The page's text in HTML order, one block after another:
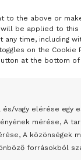
to the above or
be applied to this
any time, including
on the Cookie
at the bottom
vagy elérése egy
mérése, A
A közönségek
forrásokból
eddigi
egyet, és a
összefogásra
és a
szóló
- H I R D E T É S -